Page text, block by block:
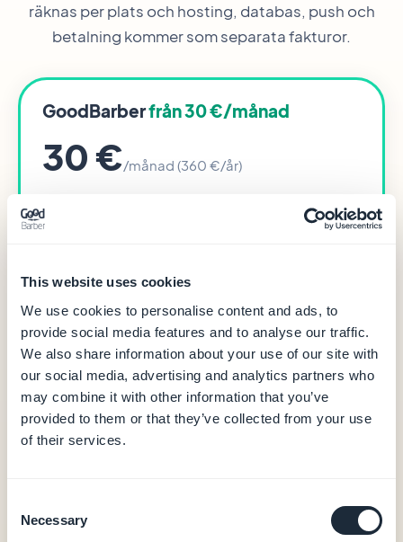
This website uses cookies
We use cookies to personalise content and ads, to
provide social media features and to analyse our traffic.
We also share information about your use of our site with
our social media, advertising and analytics partners who
may combine it with other information that you’ve
provided to them or that they’ve collected from your use
of their services.
Selection
Necessary
räknas per plats och hosting, databas, push och
betalning kommer som separata fakturor.
GoodBarberfrån 30 €/månad
30 €/månad (360 €/år)
PWA-utdata
0 % provision på e-handelstransaktioner
Native iOS- + Android-appar startar från 55
€/månad (Premium årsvis — 660 €/år)
Native iOS- + Android-utdata (Swift + Kotlin)
Köp i appen (Apple StoreKit / Google Play
Billing)